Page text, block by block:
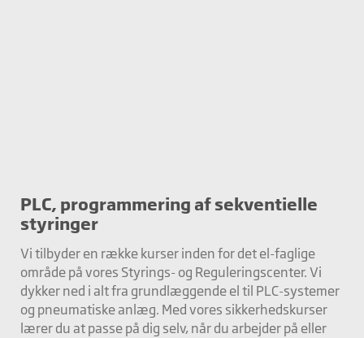
PLC, programmering af sekventielle
styringer
Vi tilbyder en række kurser inden for det el-faglige
område på vores Styrings- og Reguleringscenter. Vi
dykker ned i alt fra grundlæggende el til PLC-systemer
og pneumatiske anlæg. Med vores sikkerhedskurser
lærer du at passe på dig selv, når du arbejder på eller